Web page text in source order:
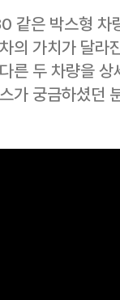
같은 박스형
의 가치가 달라
른 두 차량을
가 궁금하셨던